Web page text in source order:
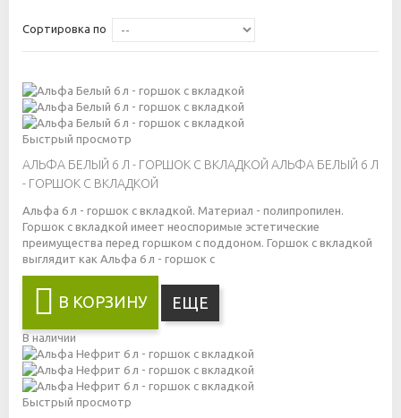
Сортировка по
Быстрый просмотр
АЛЬФА БЕЛЫЙ 6 Л - ГОРШОК С ВКЛАДКОЙ АЛЬФА БЕЛЫЙ 6 Л
- ГОРШОК С ВКЛАДКОЙ
Альфа 6 л - горшок с вкладкой. Материал - полипропилен.
Горшок с вкладкой имеет неоспоримые эстетические
преимущества перед горшком с поддоном. Горшок с вкладкой
выглядит как Альфа 6 л - горшок с
В КОРЗИНУ ЕЩЕ
В наличии
Быстрый просмотр